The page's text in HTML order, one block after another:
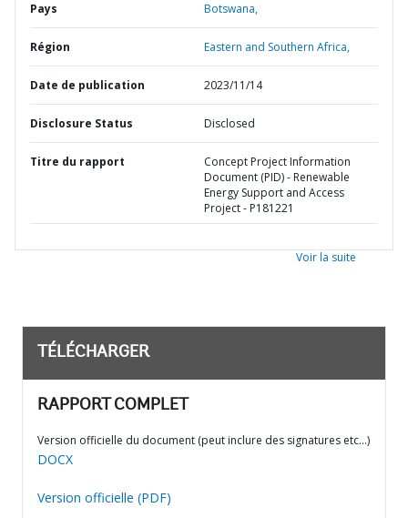
Pays Botswana,
Région Eastern and Southern Africa,
Date de publication 2023/11/14
Disclosure Status Disclosed
Titre du rapport
Concept Project Information
Document (PID) - Renewable
Energy Support and Access
Project - P181221
Voir la suite
TÉLÉCHARGER
RAPPORT COMPLET
Version officielle du document (peut inclure des signatures etc…)
DOCX
Version officielle (PDF)